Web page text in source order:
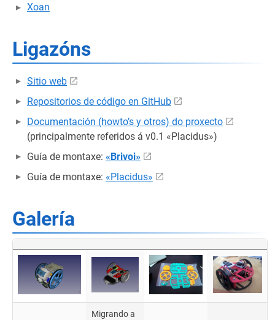
Xoan
Ligazóns
Sitio web
Repositorios de código en GitHub
Documentación (howto’s y otros) do proxecto
(principalmente referidos á v0.1 «Placidus»)
Guía de montaxe: «Brivoi»
Guía de montaxe: «Placidus»
Galería
Migrando a